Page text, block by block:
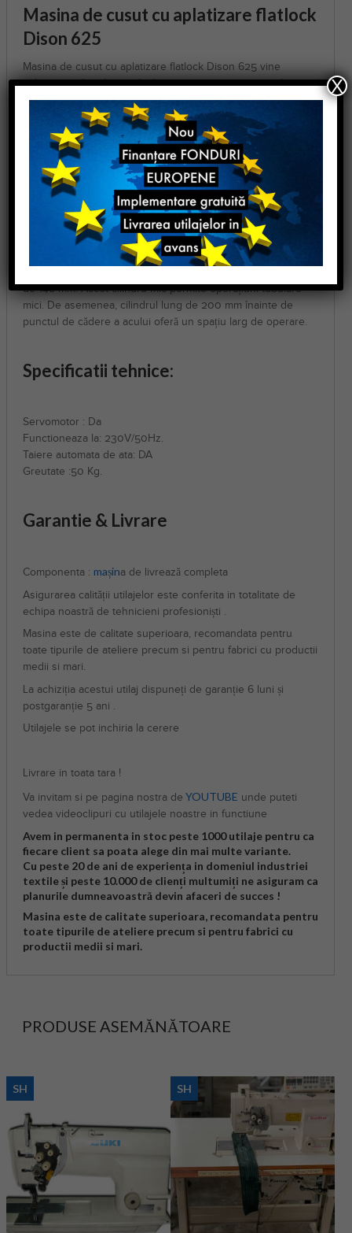
Masina de cusut cu aplatizare flatlock
Dison 625
Masina de cusut cu aplatizare flatlock Dison 625 vine
echipata cu brat lung, cilindric si executa o cusatura de
acoperire cu 4 ace si 6 fire .
Masina vine echipata cu motor direct drive si sistem de
absorbtie a resturilor de material .
Se foloseste pentru : lenjerie intima , treninguri , costume
sportive etc
Asigură alimentarea lină a diverselor țesături; de la un singur
tricou la fleece, porțiune extensibilă și cu grosime
neuniformă. În plus, cantitatea suprapusă de material
superioară/inferioară este ușor de reglat.
de 148 mm. Acest cilindru mic permite operațiuni tubulare
mici. De asemenea, cilindrul lung de 200 mm înainte de
punctul de cădere a acului oferă un spațiu larg de operare.
Specificatii tehnice:
Servomotor : Da
Functioneaza la: 230V/50Hz.
Taiere automata de ata: DA
Greutate :50 Kg.
Garantie & Livrare
Componenta : mașina de livrează completa
Asigurarea calității utilajelor este conferita in totalitate de
echipa noastră de tehnicieni profesioniști .
Masina este de calitate superioara, recomandata pentru
toate tipurile de ateliere precum si pentru fabrici cu productii
medii si mari.
La achiziția acestui utilaj dispuneți de garanție 6 luni și
postgaranție 5 ani .
Utilajele se pot inchiria la cerere
Livrare in toata tara !
Va invitam si pe pagina nostra de YOUTUBE unde puteti
vedea videoclipuri cu utilajele noastre in functiune
Avem in permanenta in stoc peste 1000 utilaje pentru ca
fiecare client sa poata alege din mai multe variante.
Cu peste 20 de ani de experiența in domeniul industriei
textile și peste 10.000 de clienți multumiți ne asiguram ca
planurile dumneavoastră devin afaceri de succes !
Masina este de calitate superioara, recomandata pentru
toate tipurile de ateliere precum si pentru fabrici cu
productii medii si mari.
PRODUSE ASEMĂNĂTOARE
SH SH
X